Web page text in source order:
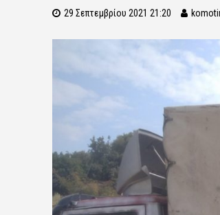
29 Σεπτεμβρίου 2021 21:20